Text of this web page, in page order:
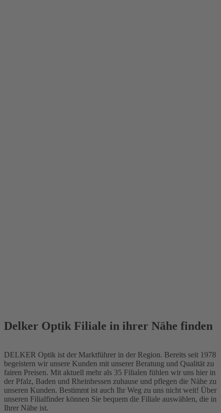
Delker Optik Filiale in ihrer Nähe finden
DELKER Optik ist der Marktführer in der Region. Bereits seit 1978
begeistern wir unsere Kunden mit unserer Beratung und Qualität zu
fairen Preisen. Mit aktuell mehr als 35 Filialen fühlen wir uns hier in
der Pfalz, Baden und Rheinhessen zuhause und pflegen die Nähe zu
unseren Kunden. Bestimmt ist auch Ihr Weg zu uns nicht weit! Über
unseren Filialfinder können Sie bequem die Filiale auswählen, die in
Ihrer Nähe ist.